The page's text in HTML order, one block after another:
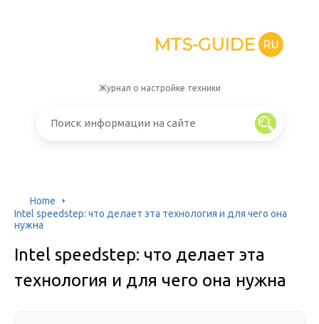
MTS-GUIDE RU
Журнал о настройке техники
Home
Intel speedstep: что делает эта технология и для чего она
нужна
Intel speedstep: что делает эта
технология и для чего она нужна